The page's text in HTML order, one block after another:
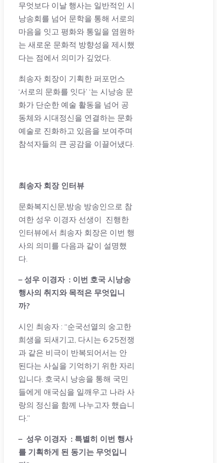
무엇보다 이날 행사는 일반적인 시
낭송회를 넘어 문학을 통해 서로의
마음을 잇고 평화와 통일을 염원하
는 새로운 문화적 방향성을 제시했
다는 점에서 의미가 깊었다.
최송자 회장이 기획한 퍼포먼스
‘서로의 문화를 잇다’ ‘는 시낭송 문
화가 단순한 예술 활동을 넘어 공
동체와 시대정신을 연결하는 문화
예술로 진화하고 있음을 보여주며
참석자들의 큰 공감을 이끌어냈다.
최송자 회장 인터뷰
문화복지신문,방송 방송인으로 참
여한 성우 이경자 선생이 진행한
인터뷰에서 최송자 회장은 이번 행
사의 의미를 다음과 같이 설명했
다.
– 성우 이경자 : 이번 호국 시낭송
행사의 취지와 목적은 무엇입니
까?
시인 최송자 : “순국선열의 숭고한
희생을 되새기고, 다시는 6·25전쟁
과 같은 비극이 반복되어서는 안
된다는 사실을 기억하기 위한 자리
입니다. 호국시 낭송을 통해 국민
들에게 애국심을 일깨우고 나라 사
랑의 정신을 함께 나누고자 했습니
다.”
– 성우 이경자 : 특별히 이번 행사
를 기획하게 된 동기는 무엇입니